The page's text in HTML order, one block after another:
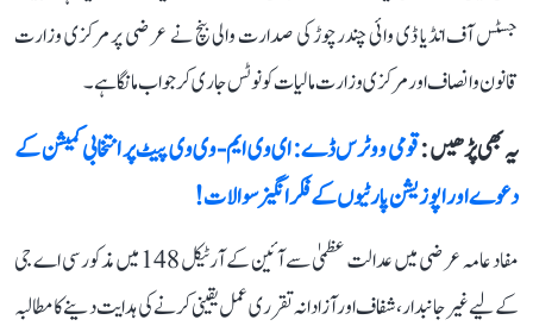
جسٹس آف انڈیا ڈی وائی چندرچوڑ کی صدارت والی بنچ نے عرضی پر مرکزی وزارت
قانون و انصاف اور مرکزی وزارت مالیات کو نوٹس جاری کر جواب مانگا ہے۔
یہ بھی پڑھیں :قومی ووٹرس ڈے: ای وی ایم-وی وی پیٹ پر انتخابی کمیشن کے
دعوے اور اپوزیشن پارٹیوں کے فکر انگیز سوالات!
مفاد عامہ عرضی میں عدالت عظمیٰ سے آئین کے آرٹیکل 148 میں مذکور سی اے جی
کے لیے غیر جانبدار، شفاف اور آزادانہ تقرری عمل یقینی کرنے کی ہدایت دینے کا مطالبہ